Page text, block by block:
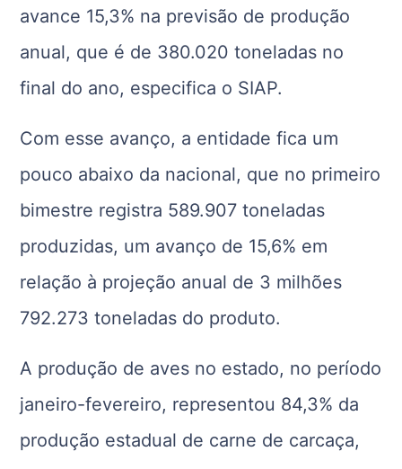
avance 15,3% na previsão de produção
anual, que é de 380.020 toneladas no
final do ano, especifica o SIAP.
Com esse avanço, a entidade fica um
pouco abaixo da nacional, que no primeiro
bimestre registra 589.907 toneladas
produzidas, um avanço de 15,6% em
relação à projeção anual de 3 milhões
792.273 toneladas do produto.
A produção de aves no estado, no período
janeiro-fevereiro, representou 84,3% da
produção estadual de carne de carcaça,